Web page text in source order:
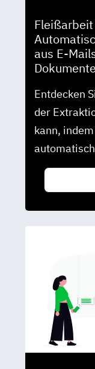
aus E-
Entdecken
der
kann,